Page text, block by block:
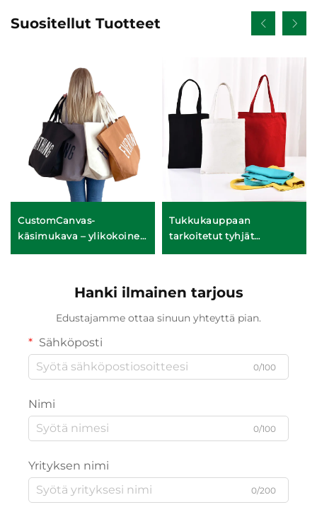
Suositellut Tuotteet
CustomCanvas-
käsimukava – ylikokoinen
Tukkukauppaan
tarkoitetut tyhjät
Hanki ilmainen tarjous
Edustajamme ottaa sinuun yhteyttä pian.
Sähköposti
0/100
Nimi
0/100
Yrityksen nimi
0/200